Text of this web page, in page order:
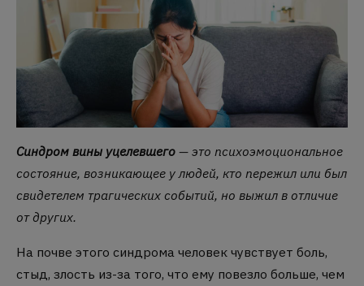
Синдром вины уцелевшего — это психоэмоциональное
состояние, возникающее у людей, кто пережил или был
свидетелем трагических событий, но выжил в отличие
от других.
На почве этого синдрома человек чувствует боль,
стыд, злость из-за того, что ему повезло больше, чем